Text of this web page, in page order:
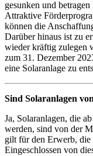
gesunken und
Attraktive
können die
Darüber hinaus ist zu
wieder kräftig zulegen
zum 31. Dezember
eine Solaranlage zu
Sind Solaranlagen
Ja, Solaranlagen, die
werden, sind von der
gilt für den Erwerb,
Eingeschlossen von